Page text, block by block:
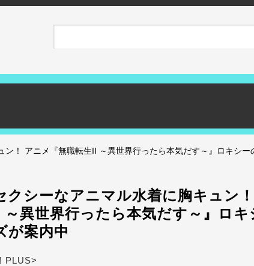
ン！ アニメ『無職転生II ～異世界行ったら本気だす～』ロキシ
クシーなアニマル水着に胸キュン
～異世界行ったら本気だす～』ロ
が案内中
PLUS>